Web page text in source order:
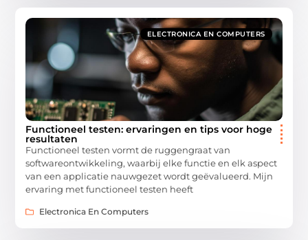
ELECTRONICA EN COMPUTERS
Functioneel testen: ervaringen en tips voor hoge
resultaten
Functioneel testen vormt de ruggengraat van
softwareontwikkeling, waarbij elke functie en elk aspect
van een applicatie nauwgezet wordt geëvalueerd. Mijn
ervaring met functioneel testen heeft
Electronica En Computers